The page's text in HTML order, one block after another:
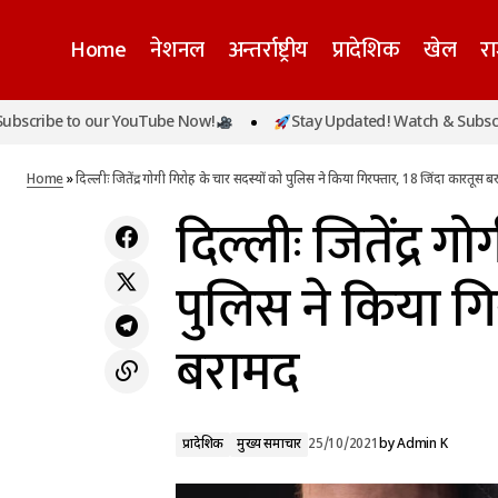
Home नेशनल अन्तर्राष्ट्रीय प्रादेशिक खेल
भारत की हार के बाद पंजाब में हुई हिंसा, कश्मीरी
प्रादेशिक
to our YouTube Now! Stay Updated! Watch & Subscribe
Home»दिल्लीः जितेंद्र गोगी गिरोह के चार सदस्यों को पुलिस ने किया गिरफ्तार, 18 जिंदा कारतूस
दिल्लीः जितेंद्र
पुलिस ने किया
बरामद
प्रादेशिक मुख्य समाचार 25/10/2021byAdmin K